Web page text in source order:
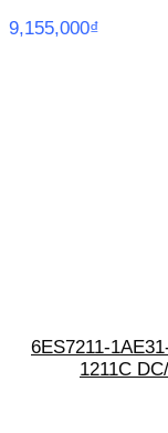
9,155,000₫
6ES7211-
1211C